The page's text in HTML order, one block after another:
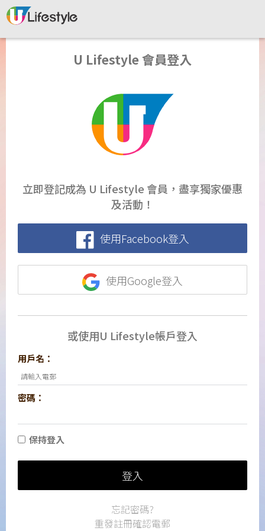
U Lifestyle 會員登入
立即登記成為 U Lifestyle 會員，盡享獨家優惠
及活動！
使用Facebook登入
使用Google登入
或使用U Lifestyle帳戶登入
用戶名：
密碼：
保持登入
登入
忘記密碼?
重發註冊確認電郵